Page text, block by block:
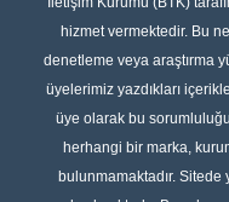
hizmet vermektedir. Bu
denetleme veya araştırma
üyelerimiz yazdıkları
üye olarak bu
herhangi bir marka,
bulunmamaktadır. Sitede